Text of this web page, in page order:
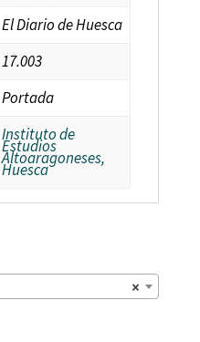
El Diario de Huesca
17.003
Portada
Instituto de
Estudios
Altoaragoneses,
Huesca
×